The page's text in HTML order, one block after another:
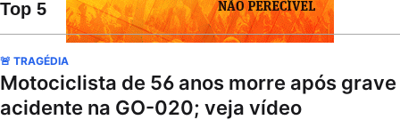
Top 5
🚨 TRAGÉDIA
Motociclista de 56 anos morre após grave
acidente na GO-020; veja vídeo